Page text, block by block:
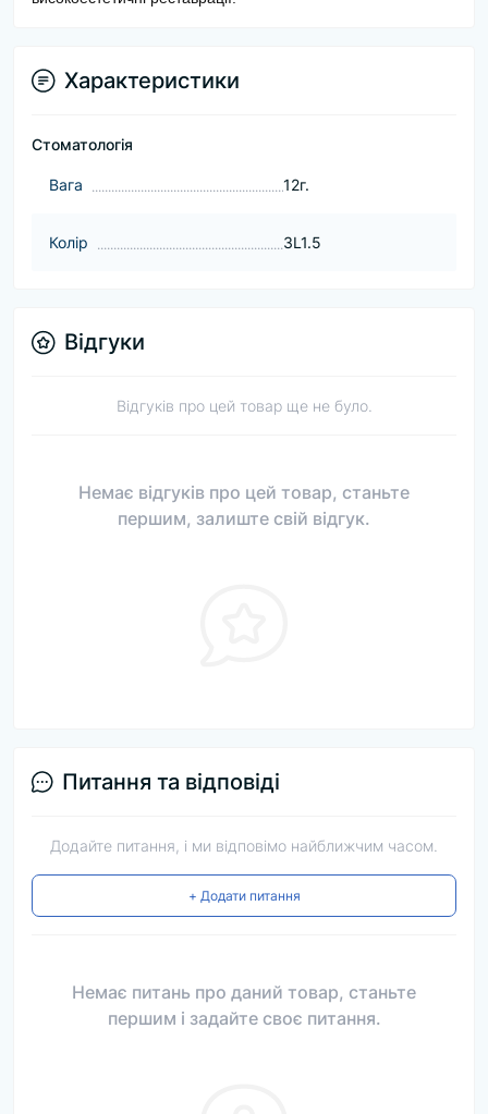
Характеристики
Стоматологія
Baга 12г.
Колір 3L1.5
Відгуки
Відгуків про цей товар ще не було.
Немає відгуків про цей товар, станьте
першим, залиште свій відгук.
Питання та відповіді
Додайте питання, і ми відповімо найближчим часом.
+ Додати питання
Немає питань про даний товар, станьте
першим і задайте своє питання.